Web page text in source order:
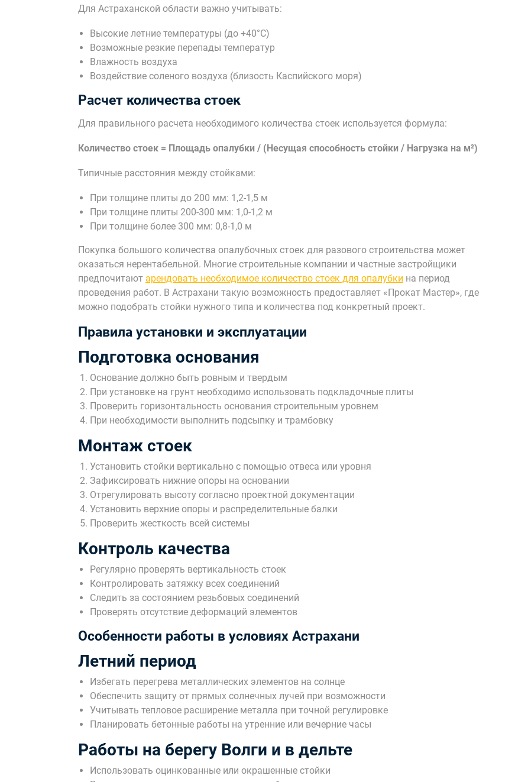
Для Астраханской области важно учитывать:
Высокие летние температуры (до +40°С)
Возможные резкие перепады температур
Влажность воздуха
Воздействие соленого воздуха (близость Каспийского моря)
Расчет количества стоек
Для правильного расчета необходимого количества стоек используется формула:
Количество стоек = Площадь опалубки / (Несущая способность стойки / Нагрузка на м²)
Типичные расстояния между стойками:
При толщине плиты до 200 мм: 1,2-1,5 м
При толщине плиты 200-300 мм: 1,0-1,2 м
При толщине более 300 мм: 0,8-1,0 м
Покупка большого количества опалубочных стоек для разового строительства может
оказаться нерентабельной. Многие строительные компании и частные застройщики
предпочитают арендовать необходимое количество стоек для опалубки на период
проведения работ. В Астрахани такую возможность предоставляет «Прокат Мастер», где
можно подобрать стойки нужного типа и количества под конкретный проект.
Правила установки и эксплуатации
Подготовка основания
Основание должно быть ровным и твердым
При установке на грунт необходимо использовать подкладочные плиты
Проверить горизонтальность основания строительным уровнем
При необходимости выполнить подсыпку и трамбовку
Монтаж стоек
Установить стойки вертикально с помощью отвеса или уровня
Зафиксировать нижние опоры на основании
Отрегулировать высоту согласно проектной документации
Установить верхние опоры и распределительные балки
Проверить жесткость всей системы
Контроль качества
Регулярно проверять вертикальность стоек
Контролировать затяжку всех соединений
Следить за состоянием резьбовых соединений
Проверять отсутствие деформаций элементов
Особенности работы в условиях Астрахани
Летний период
Избегать перегрева металлических элементов на солнце
Обеспечить защиту от прямых солнечных лучей при возможности
Учитывать тепловое расширение металла при точной регулировке
Планировать бетонные работы на утренние или вечерние часы
Работы на берегу Волги и в дельте
Использовать оцинкованные или окрашенные стойки